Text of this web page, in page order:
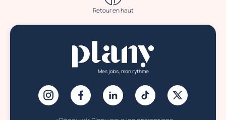
Retour en haut
Mes jobs, mon rythme